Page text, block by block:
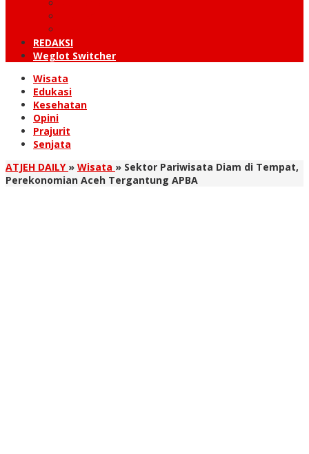
REDAKSI
Weglot Switcher
Wisata
Edukasi
Kesehatan
Opini
Prajurit
Senjata
ATJEH DAILY » Wisata » Sektor Pariwisata Diam di Tempat,
Perekonomian Aceh Tergantung APBA